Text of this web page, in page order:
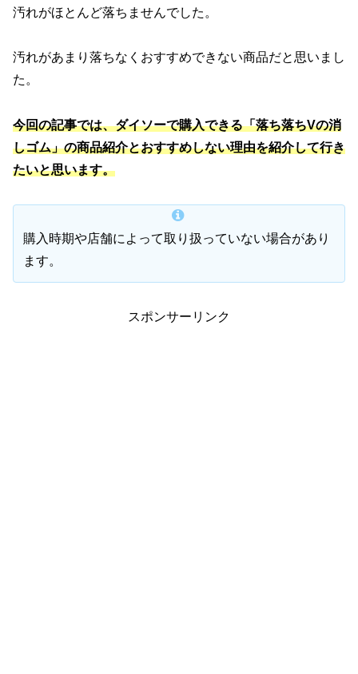
汚れがほとんど落ちませんでした。
汚れがあまり落ちなくおすすめできない商品だと思いまし
た。
今回の記事では、ダイソーで購入できる「落ち落ちVの消
しゴム」の商品紹介とおすすめしない理由を紹介して行き
たいと思います。
購入時期や店舗によって取り扱っていない場合があり
ます。
スポンサーリンク